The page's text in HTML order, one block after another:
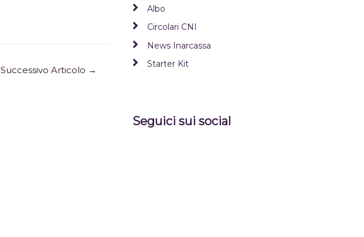
Successivo Articolo →
Albo
Circolari CNI
News Inarcassa
Starter Kit
Seguici sui social